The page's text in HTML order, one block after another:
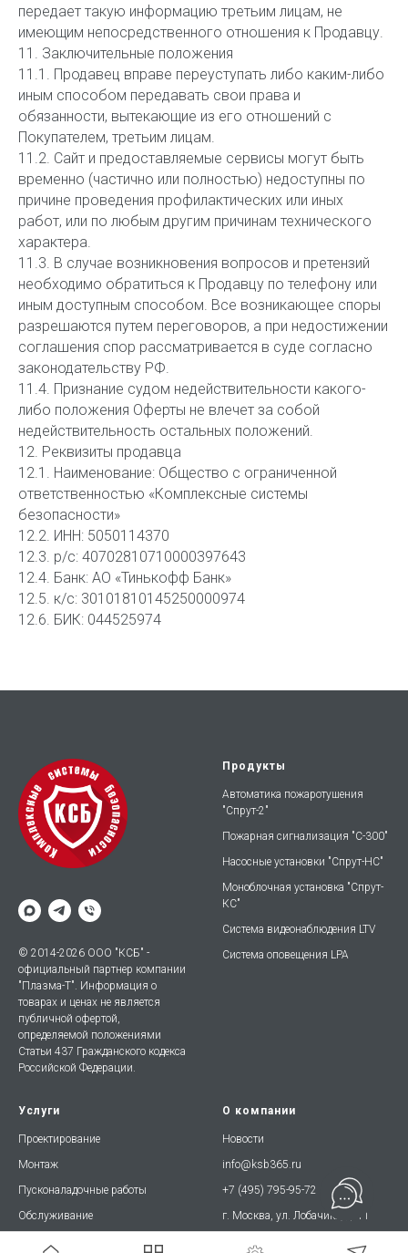
передает такую информацию третьим лицам, не
имеющим непосредственного отношения к Продавцу.
11. Заключительные положения
11.1. Продавец вправе переуступать либо каким-либо
иным способом передавать свои права и
обязанности, вытекающие из его отношений с
Покупателем, третьим лицам.
11.2. Сайт и предоставляемые сервисы могут быть
временно (частично или полностью) недоступны по
причине проведения профилактических или иных
работ, или по любым другим причинам технического
характера.
11.3. В случае возникновения вопросов и претензий
необходимо обратиться к Продавцу по телефону или
иным доступным способом. Все возникающее споры
разрешаются путем переговоров, а при недостижении
соглашения спор рассматривается в суде согласно
законодательству РФ.
11.4. Признание судом недействительности какого-
либо положения Оферты не влечет за собой
недействительность остальных положений.
12. Реквизиты продавца
12.1. Наименование: Общество с ограниченной
ответственностью «Комплексные системы
безопасности»
12.2. ИНН: 5050114370
12.3. р/с: 40702810710000397643
12.4. Банк: АО «Тинькофф Банк»
12.5. к/с: 30101810145250000974
12.6. БИК: 044525974
© 2014-2026 ООО "КСБ" -
официальный партнер компании
"Плазма-Т". Информация о
товарах и ценах не является
публичной офертой,
определяемой положениями
Статьи 437 Гражданского кодекса
Российской Федерации.
Продукты
Автоматика пожаротушения
"Спрут-2"
Пожарная сигнализация "С-300"
Насосные установки "Спрут-НС"
Моноблочная установка "Спрут-
КС"
Система видеонаблюдения LTV
Система оповещения LPA
Услуги
Проектирование
Монтаж
Пусконаладочные работы
Обслуживание
О компании
Новости
info@ksb365.ru
+7 (495) 795-95-72
г. Москва, ул. Лобачика, д. 11